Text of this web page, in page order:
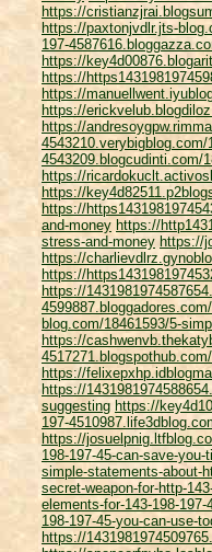
https://
https://paxtonjvdlr.jts-
197-
https://
https://
https://
https://
https://
4543209.blogcudinti.com/
https://
https://
https://
and-money https://
stress-and-money https://
https://
https://
https://
blog.com/18461593/5-
https://
https://
https://
suggesting https://
197-
https://
198-197-45-can-save-
simple-statements-about-
secret-weapon-for-http-
elements-for-143-198-197-
198-197-45-you-can-use-
https://